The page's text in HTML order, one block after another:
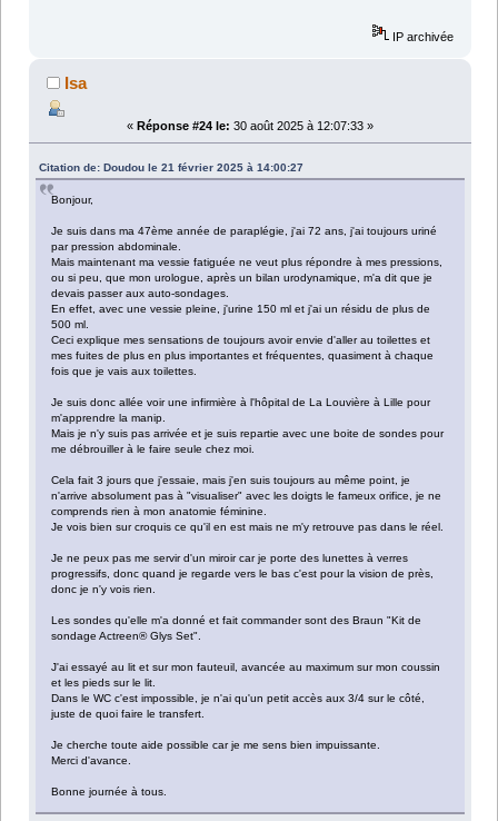
IP archivée
Isa
« Réponse #24 le: 30 août 2025 à 12:07:33 »
Citation de: Doudou le 21 février 2025 à 14:00:27
Bonjour,
Je suis dans ma 47ème année de paraplégie, j'ai 72 ans, j'ai toujours uriné
par pression abdominale.
Mais maintenant ma vessie fatiguée ne veut plus répondre à mes pressions,
ou si peu, que mon urologue, après un bilan urodynamique, m'a dit que je
devais passer aux auto-sondages.
En effet, avec une vessie pleine, j'urine 150 ml et j'ai un résidu de plus de
500 ml.
Ceci explique mes sensations de toujours avoir envie d'aller au toilettes et
mes fuites de plus en plus importantes et fréquentes, quasiment à chaque
fois que je vais aux toilettes.
Je suis donc allée voir une infirmière à l'hôpital de La Louvière à Lille pour
m'apprendre la manip.
Mais je n'y suis pas arrivée et je suis repartie avec une boite de sondes pour
me débrouiller à le faire seule chez moi.
Cela fait 3 jours que j'essaie, mais j'en suis toujours au même point, je
n'arrive absolument pas à "visualiser" avec les doigts le fameux orifice, je ne
comprends rien à mon anatomie féminine.
Je vois bien sur croquis ce qu'il en est mais ne m'y retrouve pas dans le réel.
Je ne peux pas me servir d'un miroir car je porte des lunettes à verres
progressifs, donc quand je regarde vers le bas c'est pour la vision de près,
donc je n'y vois rien.
Les sondes qu'elle m'a donné et fait commander sont des Braun "Kit de
sondage Actreen® Glys Set".
J'ai essayé au lit et sur mon fauteuil, avancée au maximum sur mon coussin
et les pieds sur le lit.
Dans le WC c'est impossible, je n'ai qu'un petit accès aux 3/4 sur le côté,
juste de quoi faire le transfert.
Je cherche toute aide possible car je me sens bien impuissante.
Merci d'avance.
Bonne journée à tous.